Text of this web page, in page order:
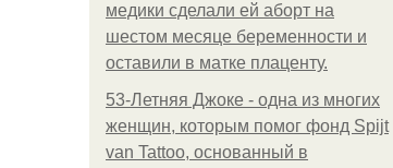
медики сделали ей аборт на
шестом месяце беременности и
оставили в матке плаценту.
53-Летняя Джоке - одна из многих
женщин, которым помог фонд Spijt
van Tattoo, основанный в